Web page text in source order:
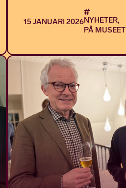
15 JANUARI 2026NYHETER,
PÅ MUSEET